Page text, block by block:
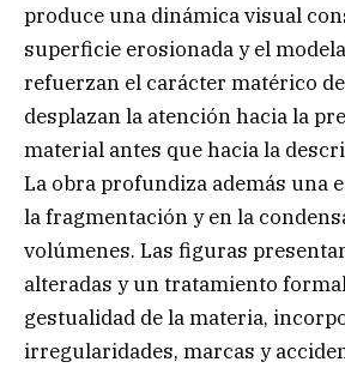
produce una dinámica visual
superficie erosionada y el
refuerzan el carácter matérico
desplazan la atención hacia la
material antes que hacia la
La obra profundiza además una
la fragmentación y en la
volúmenes. Las figuras
alteradas y un tratamiento
gestualidad de la materia,
irregularidades, marcas y